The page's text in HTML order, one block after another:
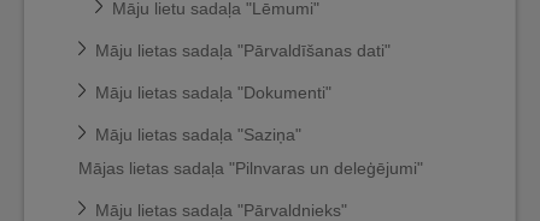
Māju lietu sadaļa "Lēmumi"
Māju lietas sadaļa "Pārvaldīšanas dati"
Māju lietas sadaļa "Dokumenti"
Māju lietas sadaļa "Saziņa"
Mājas lietas sadaļa "Pilnvaras un deleģējumi"
Māju lietas sadaļa "Pārvaldnieks"